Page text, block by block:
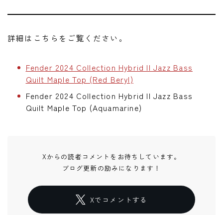
詳細はこちらをご覧ください。
Fender 2024 Collection Hybrid II Jazz Bass
Quilt Maple Top (Red Beryl)
Fender 2024 Collection Hybrid II Jazz Bass
Quilt Maple Top (Aquamarine)
Xからの読者コメントをお待ちしています。
ブログ更新の励みになります！
Xでコメントする